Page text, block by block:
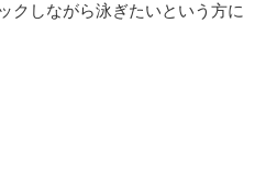
クしながら泳ぎたいという方に